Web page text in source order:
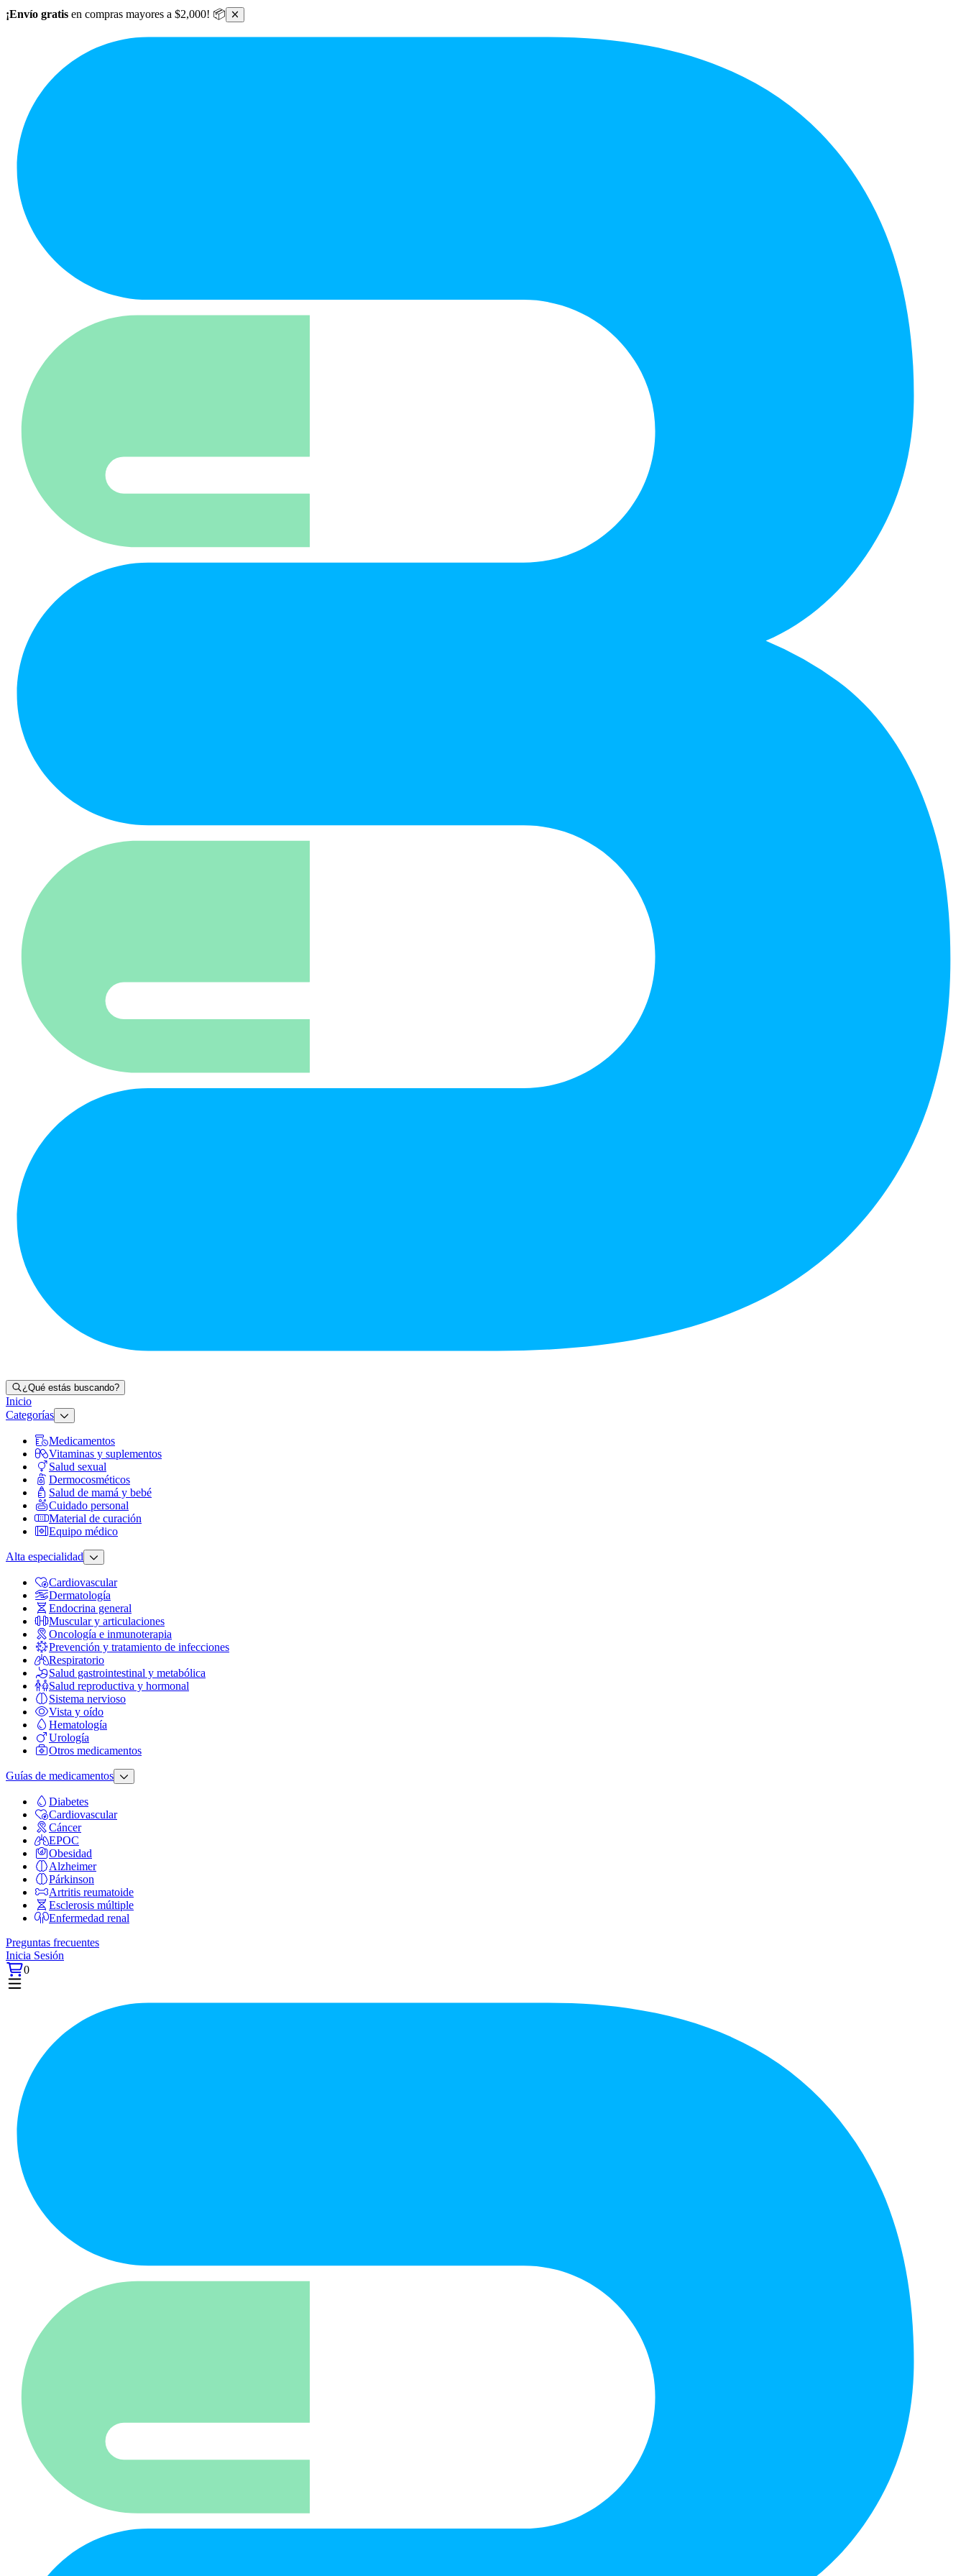
Ir al contenido principal
¡Envío gratis en compras mayores a $2,000! 📦
¿Qué estás buscando?
Inicio
Categorías
Medicamentos
Vitaminas y suplementos
Salud sexual
Dermocosméticos
Salud de mamá y bebé
Cuidado personal
Material de curación
Equipo médico
Alta especialidad
Cardiovascular
Dermatología
Endocrina general
Muscular y articulaciones
Oncología e inmunoterapia
Prevención y tratamiento de infecciones
Respiratorio
Salud gastrointestinal y metabólica
Salud reproductiva y hormonal
Sistema nervioso
Vista y oído
Hematología
Urología
Otros medicamentos
Guías de medicamentos
Diabetes
Cardiovascular
Cáncer
EPOC
Obesidad
Alzheimer
Párkinson
Artritis reumatoide
Esclerosis múltiple
Enfermedad renal
Preguntas frecuentes
Inicia Sesión
0